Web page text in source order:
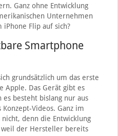
Ganz ohne Entwicklung
Unternehmen
iPhone Flip auf sich?
Smartphone
grundsätzlich um das erste
Apple. Das Gerät gibt es
besteht bislang nur aus
Videos. Ganz im
denn die Entwicklung
weil der Hersteller bereits